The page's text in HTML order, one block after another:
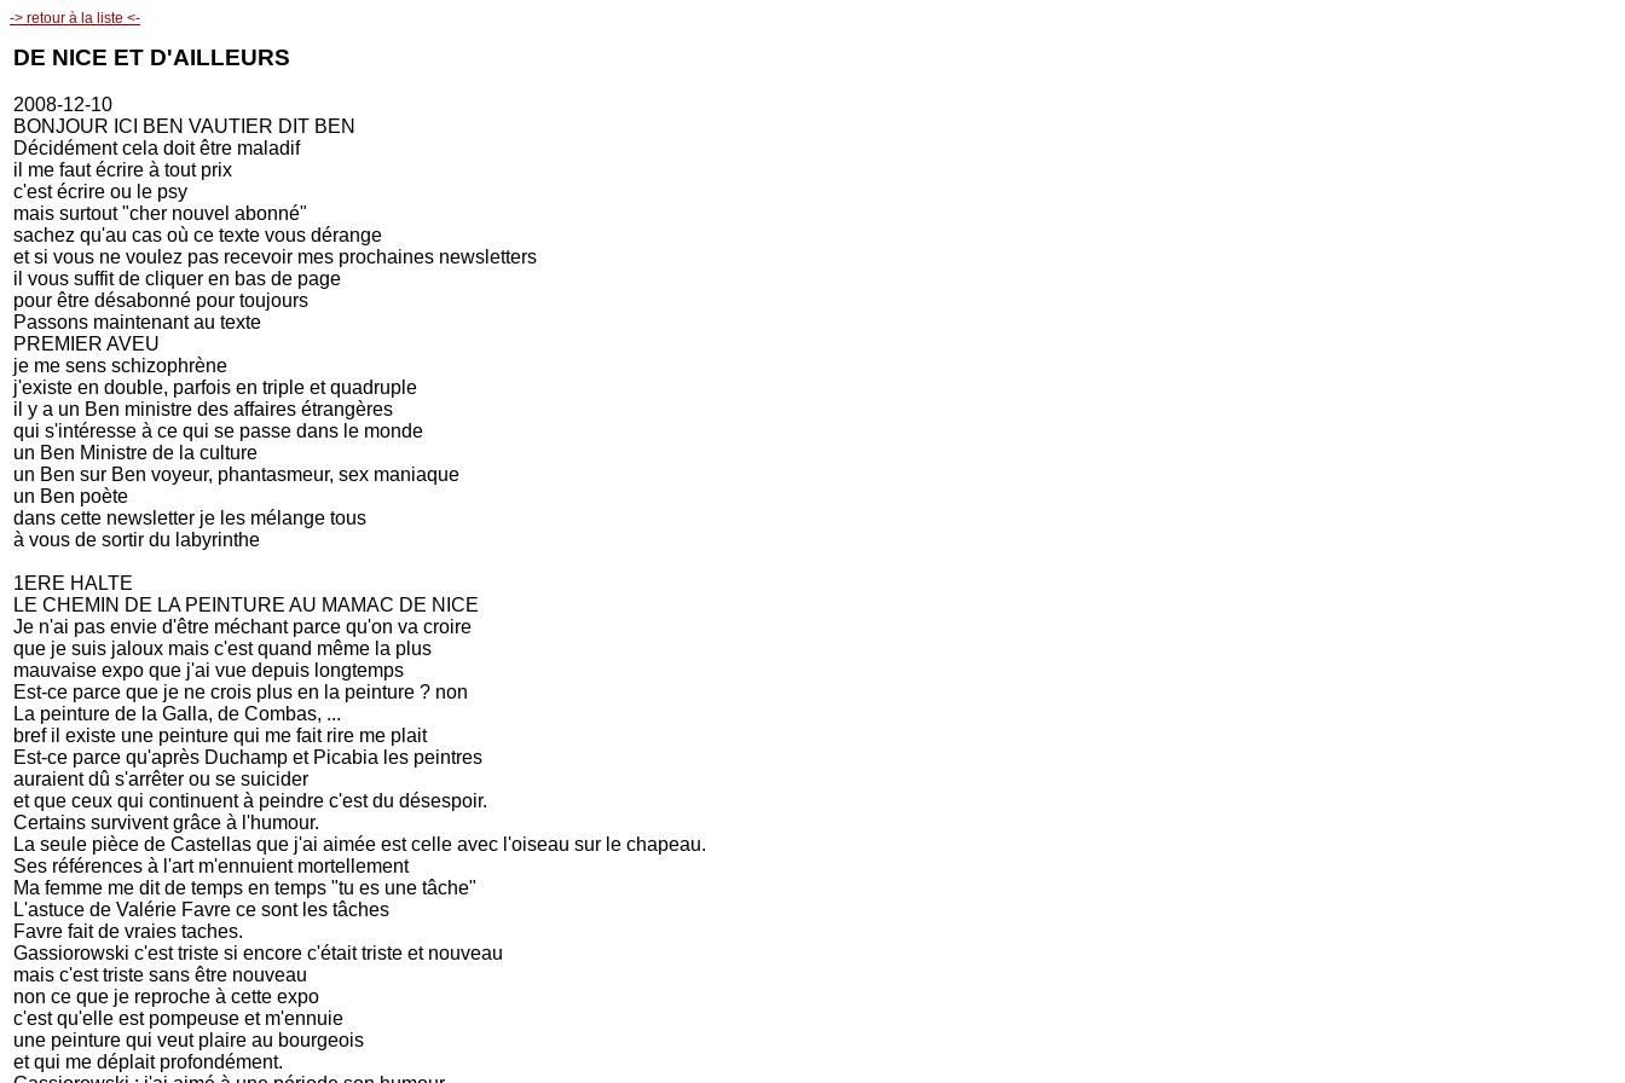
-> retour à la liste <-
DE NICE ET D'AILLEURS
2008-12-10
BONJOUR ICI BEN VAUTIER DIT BEN
Décidément cela doit être maladif
il me faut écrire à tout prix
c'est écrire ou le psy
mais surtout "cher nouvel abonné"
sachez qu'au cas où ce texte vous dérange
et si vous ne voulez pas recevoir mes prochaines newsletters
il vous suffit de cliquer en bas de page
pour être désabonné pour toujours
Passons maintenant au texte
PREMIER AVEU
je me sens schizophrène
j'existe en double, parfois en triple et quadruple
il y a un Ben ministre des affaires étrangères
qui s'intéresse à ce qui se passe dans le monde
un Ben Ministre de la culture
un Ben sur Ben voyeur, phantasmeur, sex maniaque
un Ben poète
dans cette newsletter je les mélange tous
à vous de sortir du labyrinthe
1ERE HALTE
LE CHEMIN DE LA PEINTURE AU MAMAC DE NICE
Je n'ai pas envie d'être méchant parce qu'on va croire
que je suis jaloux mais c'est quand même la plus
mauvaise expo que j'ai vue depuis longtemps
Est-ce parce que je ne crois plus en la peinture ? non
La peinture de la Galla, de Combas, ...
bref il existe une peinture qui me fait rire me plait
Est-ce parce qu'après Duchamp et Picabia les peintres
auraient dû s'arrêter ou se suicider
et que ceux qui continuent à peindre c'est du désespoir.
Certains survivent grâce à l'humour.
La seule pièce de Castellas que j'ai aimée est celle avec l'oiseau sur le chapeau.
Ses références à l'art m'ennuient mortellement
Ma femme me dit de temps en temps "tu es une tâche"
L'astuce de Valérie Favre ce sont les tâches
Favre fait de vraies taches.
Gassiorowski c'est triste si encore c'était triste et nouveau
mais c'est triste sans être nouveau
non ce que je reproche à cette expo
c'est qu'elle est pompeuse et m'ennuie
une peinture qui veut plaire au bourgeois
et qui me déplait profondément.